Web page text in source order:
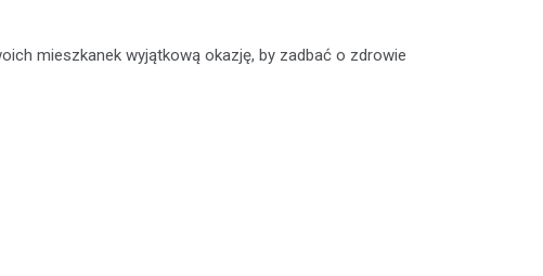
mieszkanek wyjątkową okazję, by zadbać o zdrowie